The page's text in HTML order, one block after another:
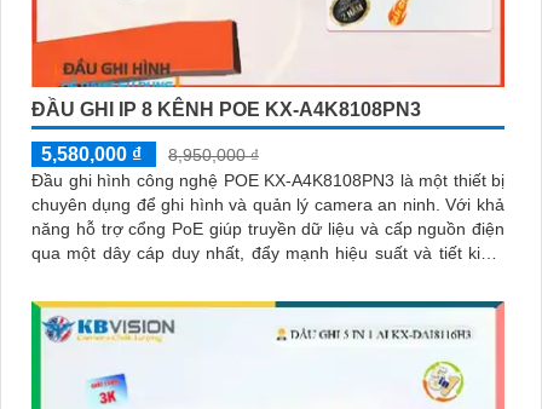
ĐẦU GHI IP 8 KÊNH POE KX-A4K8108PN3
5,580,000 ₫
8,950,000 ₫
Đầu ghi hình công nghệ POE KX-A4K8108PN3 là một thiết bị
chuyên dụng để ghi hình và quản lý camera an ninh. Với khả
năng hỗ trợ cổng PoE giúp truyền dữ liệu và cấp nguồn điện
qua một dây cáp duy nhất, đẩy mạnh hiệu suất và tiết kiệm